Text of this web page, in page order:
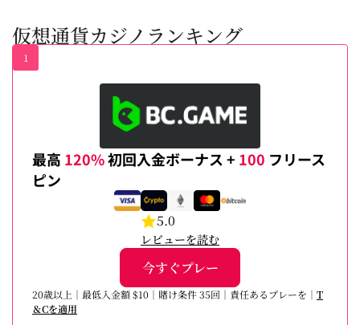
仮想通貨カジノランキング
1
最高 120%初回入金ボーナス + 100 フリース
ピン
5.0
レビューを読む
今すぐプレー
20歳以上｜最低入金額 $10｜賭け条件 35回｜責任あるプレーを｜ T
＆Cを適用